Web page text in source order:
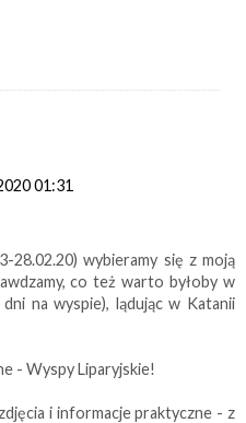
01:31
28.02.20) wybieramy się z moją
co też warto byłoby w
na wyspie), lądując w Katanii
- Wyspy Liparyjskie!
i informacje praktyczne - z